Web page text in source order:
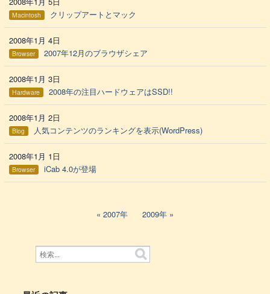
Macintosh クリップアートとマック
2008年1月 4日
Browser 2007年12月のブラウザシェア
2008年1月 3日
Hardware 2008年の注目ハードウェアはSSD!!
2008年1月 2日
Blog 人気コンテンツのランキングを表示(WordPress)
2008年1月 1日
Browser iCab 4.0が登場
2007年 2009年